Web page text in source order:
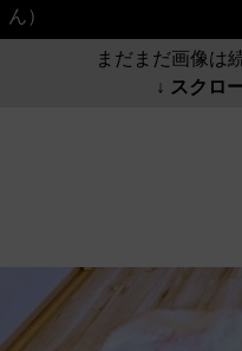
ん）
まだまだ画像は
↓ スクロ